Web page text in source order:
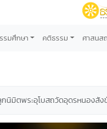
รมศึกษา คติธรรม ศาสนส
นิมิตพระอุโบสถวัดอุดรหนองสั